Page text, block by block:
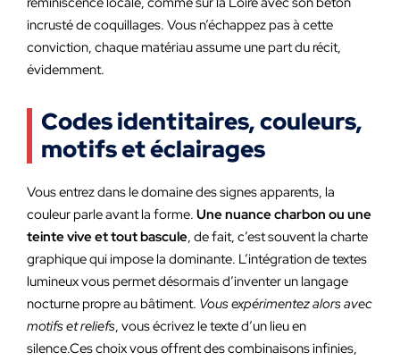
incrusté de coquillages. Vous n’échappez pas à cette
conviction, chaque matériau assume une part du récit,
évidemment.
Codes identitaires, couleurs,
motifs et éclairages
Vous entrez dans le domaine des signes apparents, la
couleur parle avant la forme. Une nuance charbon ou une
teinte vive et tout bascule, de fait, c’est souvent la charte
graphique qui impose la dominante. L’intégration de textes
lumineux vous permet désormais d’inventer un langage
nocturne propre au bâtiment. Vous expérimentez alors avec
motifs et reliefs, vous écrivez le texte d’un lieu en
silence.Ces choix vous offrent des combinaisons infinies,